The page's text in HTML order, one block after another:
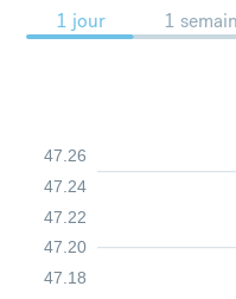
1 jour 1
47.18
47.20
47.22
47.24
47.26